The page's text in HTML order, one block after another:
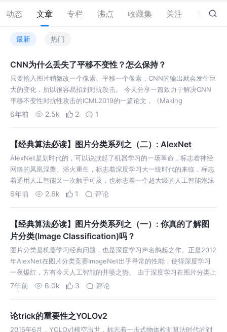
动态 文章 专栏 沸点 收藏集 关注 11
最新 热门
CNN为什么丢失了平移不变性？怎么保持？
只要输入图片稍微改一个像素、平移一个像素，CNN的输出就会发生巨
大的变化，所以很容易招到对抗攻击。 今天分享一篇致力于解决CNN
平移不变性对抗性攻击的ICML2019的一篇论文，《Making
Convolutional Networks Shift-Invariant Aga…
6年前 2.5k 2 1
【经典算法必读】图片分类系列之（二）: AlexNet
AlexNet是划时代的，可以说掀起了机器学习的一场革命，标志着神经
网络的凤凰涅槃、浴火重生，标志着深度学习大一统时代的来临，标志
着通用人工智能又一次触手可及，也标志着一个超大级的人工智能泡沫
的起点。 今天，就让我们以崇敬的心态，重温划时代之作AlexNet，具
6年前 2.6k 1 评论
【经典算法必读】图片分类系列之（一）: 你真的了解图
片分类(Image Classification)吗？
图片分类是机器学习经典问题，也是深度学习声名鹊起之作。正是2012
年AlexNet在图片分类竞赛ImageNet出乎寻常的性能，使得深度学习
一夜爆红，方有今天人工智能的井喷之势。 由于深度学习在图片分类上
极其成功，且代码简单，图片分类便成为深入学习入门学习任务。通常
7年前 6.0k 3 评论
论trick的重要性之YOLOv2
2015年6月，YOLOv1横空出世，标志着一步式物体检测算法时代的到